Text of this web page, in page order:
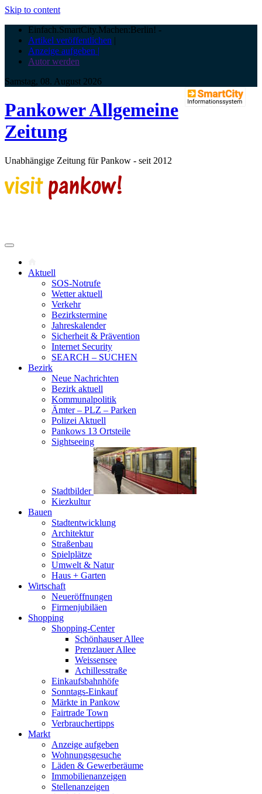
Skip to content
Einfach.SmartCity.Machen:Berlin! -
Artikel veröffentlichen |
Anzeige aufgeben |
Autor werden
Samstag, 08. August 2026
Pankower Allgemeine
Zeitung
Unabhängige Zeitung für Pankow - seit 2012
Aktuell
SOS-Notrufe
Wetter aktuell
Verkehr
Bezirkstermine
Jahreskalender
Sicherheit & Prävention
Internet Security
SEARCH – SUCHEN
Bezirk
Neue Nachrichten
Bezirk aktuell
Kommunalpolitik
Ämter – PLZ – Parken
Polizei Aktuell
Pankows 13 Ortsteile
Sightseeing
Stadtbilder
Kiezkultur
Bauen
Stadtentwicklung
Architektur
Straßenbau
Spielplätze
Umwelt & Natur
Haus + Garten
Wirtschaft
Neueröffnungen
Firmenjubiläen
Shopping
Shopping-Center
Schönhauser Allee
Prenzlauer Allee
Weissensee
Achillesstraße
Einkaufsbahnhöfe
Sonntags-Einkauf
Märkte in Pankow
Fairtrade Town
Verbrauchertipps
Markt
Anzeige aufgeben
Wohnungsgesuche
Läden & Gewerberäume
Immobilienanzeigen
Stellenanzeigen